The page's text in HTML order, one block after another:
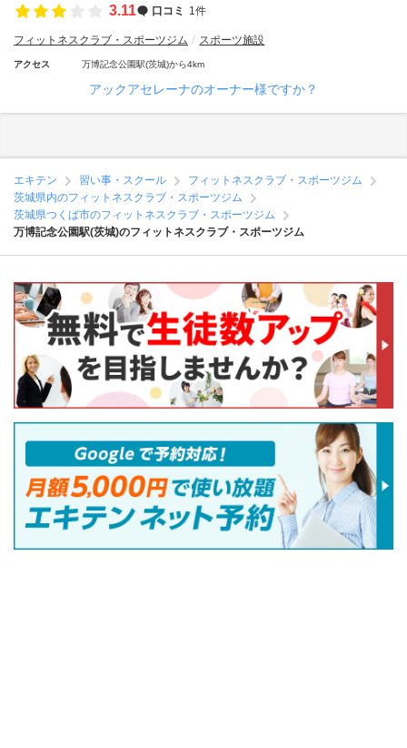
3.11
口コミ 1件
フィットネスクラブ・スポーツジム スポーツ施設
アクセス 万博記念公園駅(茨城)から4km
アックアセレーナのオーナー様ですか？
エキテン 習い事・スクール
フィットネスクラブ・スポーツジム
茨城県内のフィットネスクラブ・スポーツジム
茨城県つくば市のフィットネスクラブ・スポーツジム
万博記念公園駅(茨城)のフィットネスクラブ・スポーツジム